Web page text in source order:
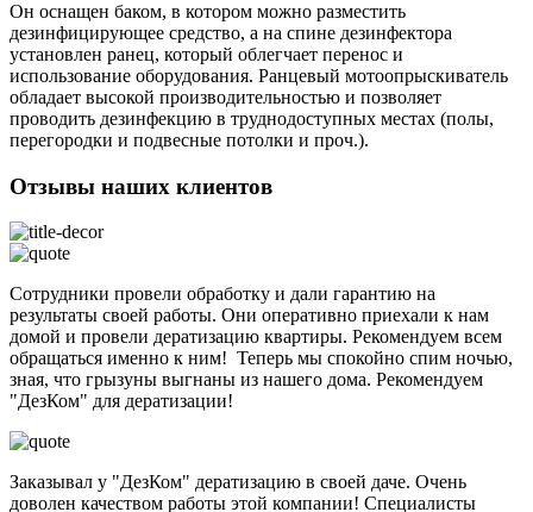
Он оснащен баком, в котором можно разместить
дезинфицирующее средство, а на спине дезинфектора
установлен ранец, который облегчает перенос и
использование оборудования. Ранцевый мотоопрыскиватель
обладает высокой производительностью и позволяет
проводить дезинфекцию в труднодоступных местах (полы,
перегородки и подвесные потолки и проч.).
Отзывы наших клиентов
Сотрудники провели обработку и дали гарантию на
результаты своей работы. Они оперативно приехали к нам
домой и провели дератизацию квартиры. Рекомендуем всем
обращаться именно к ним! Теперь мы спокойно спим ночью,
зная, что грызуны выгнаны из нашего дома. Рекомендуем
"ДезКом" для дератизации!
Заказывал у "ДезКом" дератизацию в своей даче. Очень
доволен качеством работы этой компании! Специалисты